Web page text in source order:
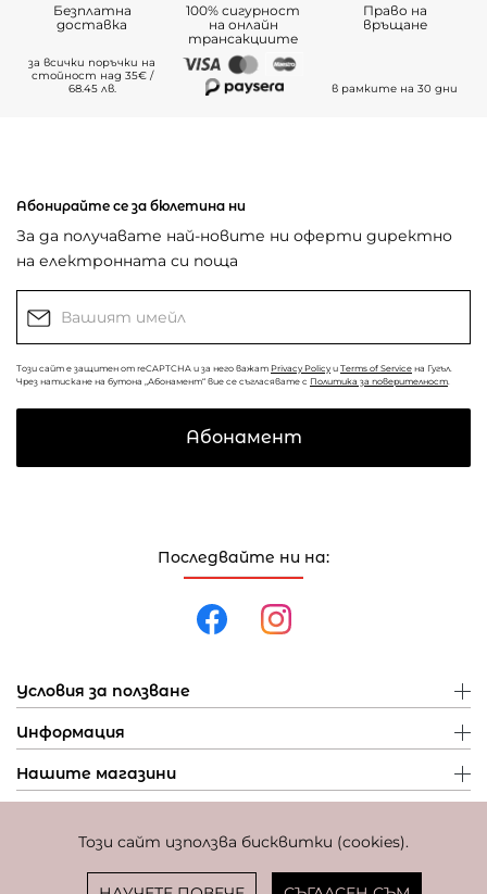
Този сайт използва бисквитки (cookies).
Безплатна
доставка
за всички поръчки на
стойност над 35€ /
68.45 лв.
100% сигурност
на онлайн
трансакциите
Право на
връщане
в рамките на 30 дни
Последвайте ни на:
Условия за ползване
Информация
Нашите магазини
Абонирайте се за бюлетина ни
За да получавате най-новите ни оферти директно
на електронната си поща
Този сайт е защитен от reCAPTCHA и за него важат Privacy Policy и Terms of Service на Гугъл.
Чрез натискане на бутона „Абонамент“ вие се съгласявате с Политика за поверителност
Абонамент
Фиксиран курс за превалутиране: 1 EUR = 1,95583 BGN